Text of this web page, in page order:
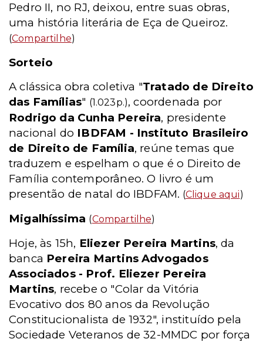
Pedro II, no RJ, deixou, entre suas obras,
uma história literária de Eça de Queiroz.
(Compartilhe)
Sorteio
A clássica obra coletiva "Tratado de Direito
das Famílias" (1.023p.), coordenada por
Rodrigo da Cunha Pereira, presidente
nacional do IBDFAM - Instituto Brasileiro
de Direito de Família, reúne temas que
traduzem e espelham o que é o Direito de
Família contemporâneo. O livro é um
presentão de natal do IBDFAM. (Clique aqui)
Migalhíssima (Compartilhe)
Hoje, às 15h, Eliezer Pereira Martins, da
banca Pereira Martins Advogados
Associados - Prof. Eliezer Pereira
Martins, recebe o "Colar da Vitória
Evocativo dos 80 anos da Revolução
Constitucionalista de 1932", instituído pela
Sociedade Veteranos de 32-MMDC por força